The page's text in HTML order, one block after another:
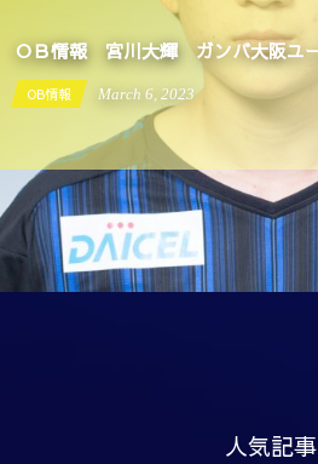
ＯＢ情報 宮川大輝 ガンバ大阪ユ
OB情報 March 6, 2023
人気記事